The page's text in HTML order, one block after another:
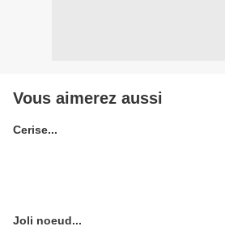
Vous aimerez aussi
Cerise...
Joli noeud...